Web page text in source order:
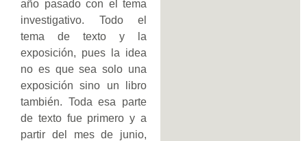
año pasado con el tema
investigativo. Todo el
tema de texto y la
exposición, pues la idea
no es que sea solo una
exposición sino un libro
también. Toda esa parte
de texto fue primero y a
partir del mes de junio,